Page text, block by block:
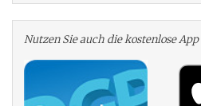
Nutzen Sie auch die kosten­lose